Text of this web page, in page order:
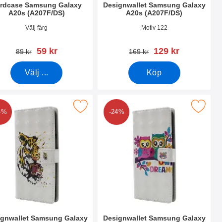
Samsung Galaxy
A20s (A207F/DS)
37090Välj färg
tidigare pris
89 kr rea pris
59 kr
Välj ...
Designwallet Samsung Galaxy
A20s (A207F/DS)
Art. nr 41040Motiv 122
tidigare pris
169 kr rea pris
129 kr
Köp
DS) som favorit
Samsung Galaxy
Samsung Galaxy A20s (A207F/DS) som favorit
-24%
Designwallet Samsung Galaxy
Makera designwallet Samsung Galaxy